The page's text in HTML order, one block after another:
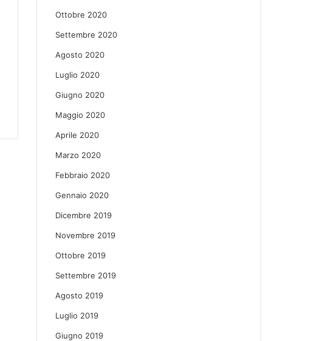
Ottobre 2020
Settembre 2020
Agosto 2020
Luglio 2020
Giugno 2020
Maggio 2020
Aprile 2020
Marzo 2020
Febbraio 2020
Gennaio 2020
Dicembre 2019
Novembre 2019
Ottobre 2019
Settembre 2019
Agosto 2019
Luglio 2019
Giugno 2019